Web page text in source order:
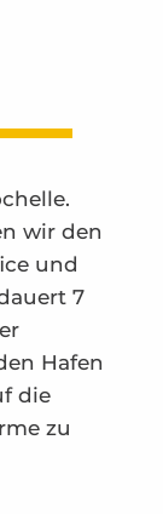
wir den
und
7
Hafen
die
zu